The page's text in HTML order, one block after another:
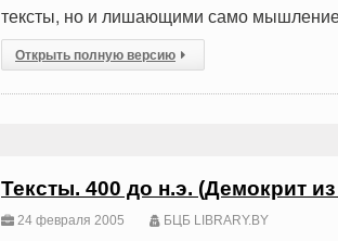
тексты, но и лишающими само мышление
Открыть полную версию
Тексты. 400 до н.э. (Демокрит
24 февраля 2005 БЦБ LIBRARY.BY